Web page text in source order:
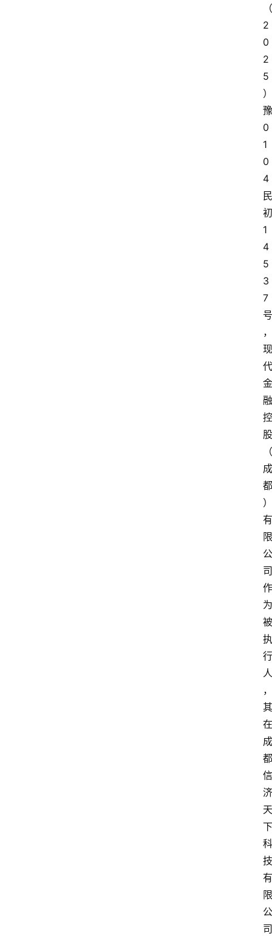
（
2
0
2
5
）
豫
0
1
0
4
民
初
1
4
5
3
7
号
，
现
代
金
融
控
股
（
成
都
）
有
限
公
司
作
为
被
执
行
人
，
其
在
成
都
信
济
天
下
科
技
有
限
公
司